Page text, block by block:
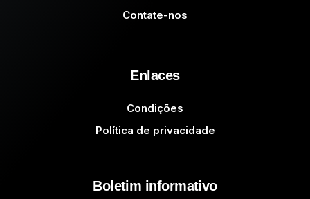
Contate-nos
Enlaces
Condições
Política de privacidade
Boletim informativo